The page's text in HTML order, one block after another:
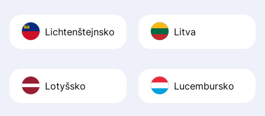
Lichtenštejnsko Litva
Lotyšsko Lucembursko